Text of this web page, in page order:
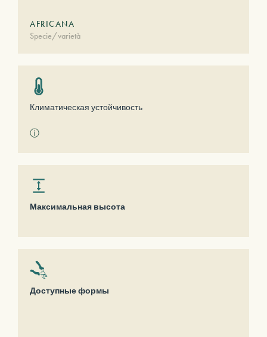
AFRICANA
Specie/varietà
Климатическая устойчивость
ⓘ
Максимальная высота
Доступные формы